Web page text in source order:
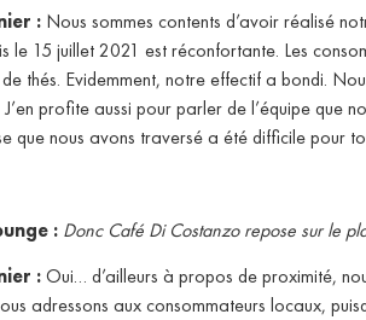
: Nous sommes contents d’avoir réalisé
le 15 juillet 2021 est réconfortante. Les
thés. Evidemment, notre effectif a bondi.
profite aussi pour parler de l’équipe que
que nous avons traversé a été difficile pour
: Donc Café Di Costanzo repose sur le
:Oui… d’ailleurs à propos de proximité,
adressons aux consommateurs locaux,